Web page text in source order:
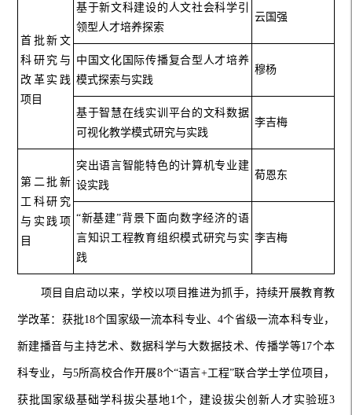
首批新文
科研究与
改革实践
项目
基于新文科建设的人文社会科学引
领型人才培养探索
云国强
中国文化国际传播复合型人才培养
模式探索与实践
穆杨
基于智慧在线实训平台的文科数据
可视化教学模式研究与实践
李吉梅
第二批新
工科研究
与实践项
目
突出语言智能特色的计算机专业建
设实践
荀恩东
“新基建”背景下面向数字经济的语
言知识工程教育组织模式研究与实
践
李吉梅
项目自启动以来，学校以项目推进为抓手，持续开展教育教
学改革：获批18个国家级一流本科专业、4个省级一流本科专业，
新建播音与主持艺术、数据科学与大数据技术、传播学等17个本
科专业，与5所高校合作开展8个“语言+工程”联合学士学位项目，
获批国家级基础学科拔尖基地1个，建设拔尖创新人才实验班3